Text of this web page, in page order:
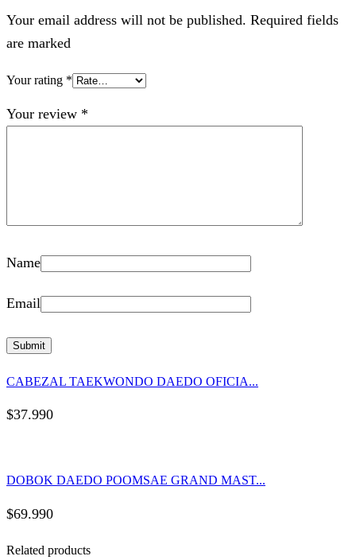
Your email address will not be published. Required fields
are marked
Your rating *
Your review *
Name
Email
CABEZAL TAEKWONDO DAEDO OFICIA...
$37.990
DOBOK DAEDO POOMSAE GRAND MAST...
$69.990
Related products